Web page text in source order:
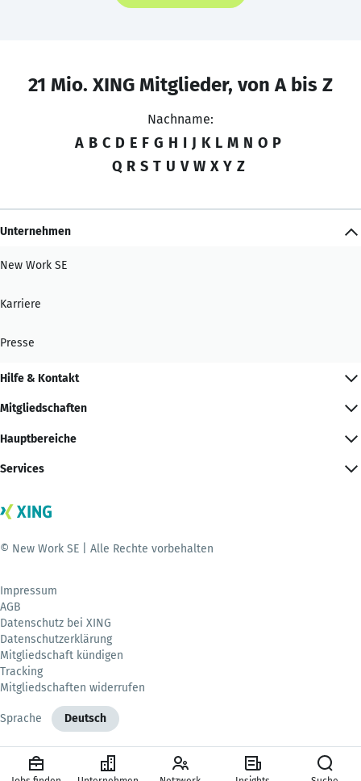
21 Mio. XING Mitglieder, von A bis Z
Nachname:
A B C D E F G H I J K L M N O P
Q R S T U V W X Y Z
Unternehmen
New Work SE
Karriere
Presse
Hilfe & Kontakt
Mitgliedschaften
Hauptbereiche
Services
© New Work SE | Alle Rechte vorbehalten
Impressum
AGB
Datenschutz bei XING
Datenschutzerklärung
Mitgliedschaft kündigen
Tracking
Mitgliedschaften widerrufen
Sprache Deutsch